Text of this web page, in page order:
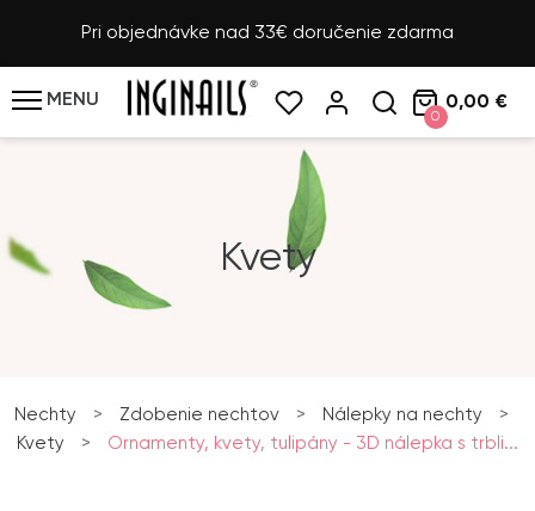
Pri objednávke nad 33€ doručenie zdarma
MENU
0
0,00 €
Kvety
Nechty > Zdobenie nechtov > Nálepky na nechty
>
Kvety
> Ornamenty, kvety, tulipány - 3D nálepka s trbli...